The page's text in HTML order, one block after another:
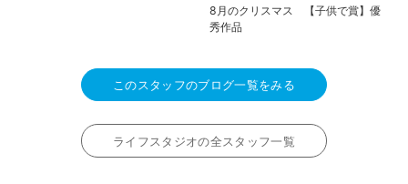
8月のクリスマス 【子供で賞】優
秀作品
このスタッフのブログ一覧をみる
ライフスタジオの全スタッフ一覧